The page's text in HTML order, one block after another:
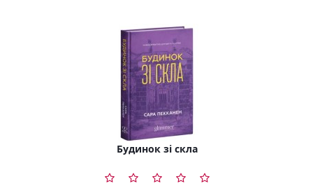
Будинок зі скла